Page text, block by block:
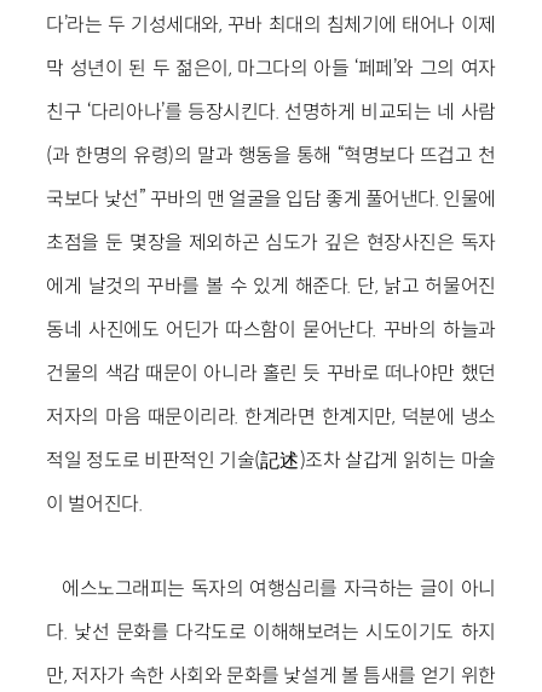
다’라는 두 기성세대와, 꾸바 최대의 침체기에 태어나 이제
막 성년이 된 두 젊은이, 마그다의 아들 ‘페페’와 그의 여자
친구 ‘다리아나’를 등장시킨다. 선명하게 비교되는 네 사람
(과 한명의 유령)의 말과 행동을 통해 “혁명보다 뜨겁고 천
국보다 낯선” 꾸바의 맨 얼굴을 입담 좋게 풀어낸다. 인물에
초점을 둔 몇장을 제외하곤 심도가 깊은 현장사진은 독자
에게 날것의 꾸바를 볼 수 있게 해준다. 단, 낡고 허물어진
동네 사진에도 어딘가 따스함이 묻어난다. 꾸바의 하늘과
건물의 색감 때문이 아니라 홀린 듯 꾸바로 떠나야만 했던
저자의 마음 때문이리라. 한계라면 한계지만, 덕분에 냉소
적일 정도로 비판적인 기술(記述)조차 살갑게 읽히는 마술
이 벌어진다.
에스노그래피는 독자의 여행심리를 자극하는 글이 아니
다. 낯선 문화를 다각도로 이해해보려는 시도이기도 하지
만, 저자가 속한 사회와 문화를 낯설게 볼 틈새를 얻기 위한